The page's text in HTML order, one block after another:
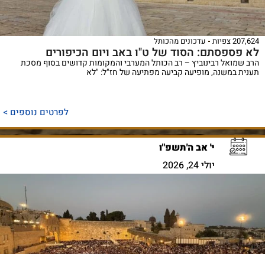
207,624 צפיות עדכונים מהכותל
לא פספסתם: הסוד של ט"ו באב ויום הכיפורים
הרב שמואל רבינוביץ – רב הכותל המערבי והמקומות קדושים בסוף מסכת
תענית במשנה, מופיעה קביעה מפתיעה של חז"ל: "לא
לפרטים נוספים >
י' אב ה'תשפ"ו
יולי 24, 2026